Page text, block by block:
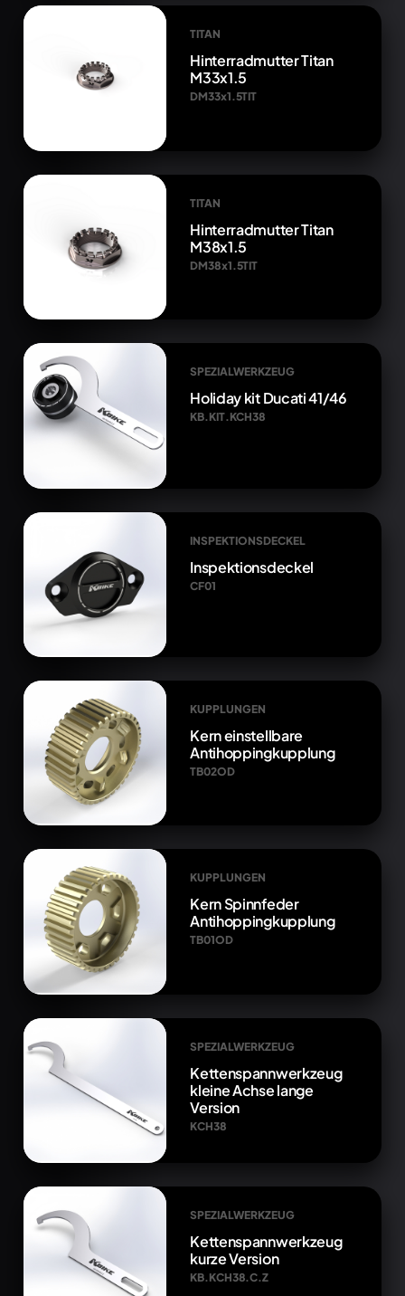
TITAN
Hinterradmutter Titan
M33x1.5
DM33x1.5TIT
TITAN
Hinterradmutter Titan
M38x1.5
DM38x1.5TIT
SPEZIALWERKZEUG
Holiday kit Ducati 41/46
KB.KIT.KCH38
INSPEKTIONSDECKEL
Inspektionsdeckel
CF01
KUPPLUNGEN
Kern einstellbare
Antihoppingkupplung
TB02OD
KUPPLUNGEN
Kern Spinnfeder
Antihoppingkupplung
TB01OD
SPEZIALWERKZEUG
Kettenspannwerkzeug
kleine Achse lange
Version
KCH38
SPEZIALWERKZEUG
Kettenspannwerkzeug
kurze Version
KB.KCH38.C.Z